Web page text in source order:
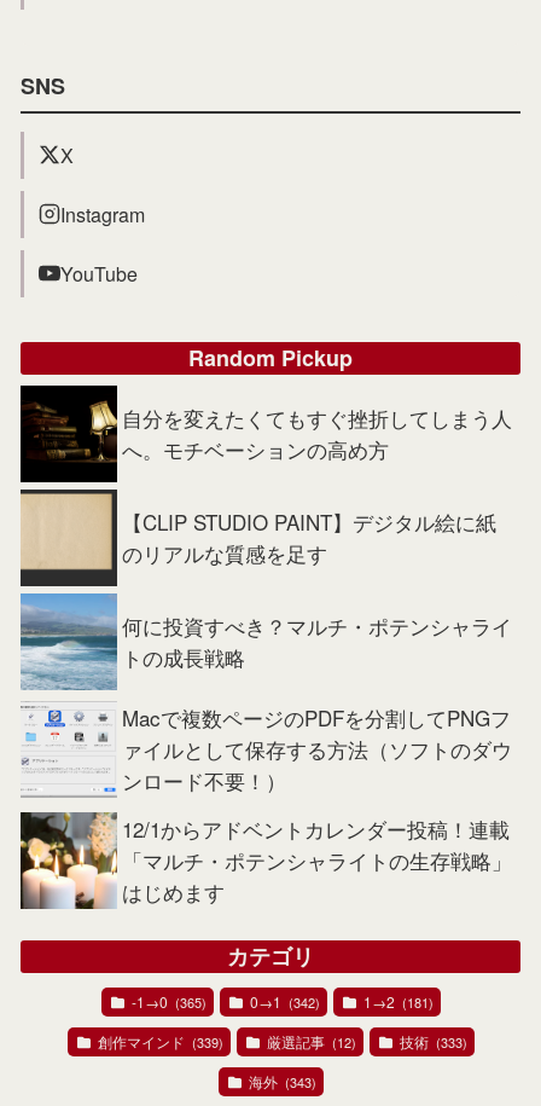
SNS
X
Instagram
YouTube
Random Pickup
自分を変えたくてもすぐ挫折してしまう人
へ。モチベーションの高め方
【CLIP STUDIO PAINT】デジタル絵に紙
のリアルな質感を足す
何に投資すべき？マルチ・ポテンシャライ
トの成長戦略
Macで複数ページのPDFを分割してPNGフ
ァイルとして保存する方法（ソフトのダウ
ンロード不要！）
12/1からアドベントカレンダー投稿！連載
「マルチ・ポテンシャライトの生存戦略」
はじめます
カテゴリ
-1→0 (365) 0→1 (342) 1→2 (181)
創作マインド (339) 厳選記事 (12) 技術 (333)
海外 (343)